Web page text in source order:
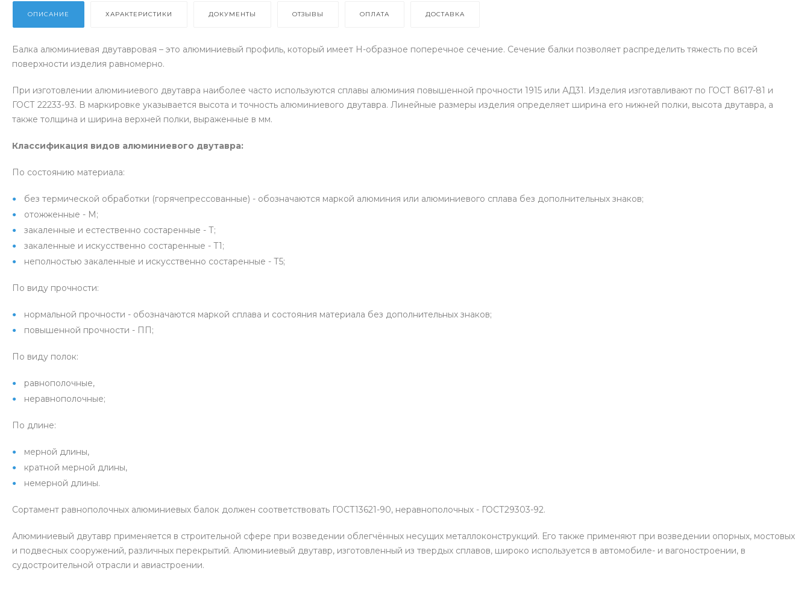
ОПИСАНИЕ ХАРАКТЕРИСТИКИ ДОКУМЕНТЫ ОТЗЫВЫ ОПЛАТА ДОСТАВКА
Балка алюминиевая двутавровая – это алюминиевый профиль, который имеет Н-образное поперечное сечение. Сечение балки позволяет распределить тяжесть по всей
поверхности изделия равномерно.
При изготовлении алюминиевого двутавра наиболее часто используются сплавы алюминия повышенной прочности 1915 или АД31. Изделия изготавливают по ГОСТ 8617-81 и
ГОСТ 22233-93. В маркировке указывается высота и точность алюминиевого двутавра. Линейные размеры изделия определяет ширина его нижней полки, высота двутавра, а
также толщина и ширина верхней полки, выраженные в мм.
Классификация видов алюминиевого двутавра:
По состоянию материала:
без термической обработки (горячепрессованные) - обозначаются маркой алюминия или алюминиевого сплава без дополнительных знаков;
отожженные - М;
закаленные и естественно состаренные - Т;
закаленные и искусственно состаренные - Т1;
неполностью закаленные и искусственно состаренные - Т5;
По виду прочности:
нормальной прочности - обозначаются маркой сплава и состояния материала без дополнительных знаков;
повышенной прочности - ПП;
По виду полок:
равнополочные,
неравнополочные;
По длине:
мерной длины,
кратной мерной длины,
немерной длины.
Сортамент равнополочных алюминиевых балок должен соответствовать ГОСТ13621-90, неравнополочных - ГОСТ29303-92.
Алюминиевый двутавр применяется в строительной сфере при возведении облегчённых несущих металлоконструкций. Его также применяют при возведении опорных, мостовых
и подвесных сооружений, различных перекрытий. Алюминиевый двутавр, изготовленный из твердых сплавов, широко используется в автомобиле- и вагоностроении, в
судостроительной отрасли и авиастроении.